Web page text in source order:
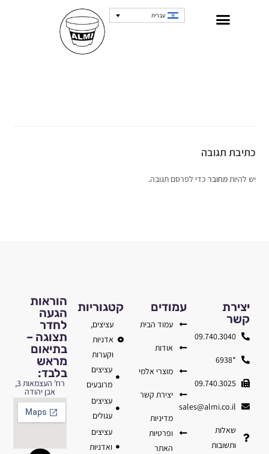
עברית
כתיבת תגובה
יש להיותמחובר כדי לפרסם תגובה.
הוראות
הגעה
לחדר
תצוגה –
בתיאום
מראש
בלבד:
רח' העצמאות 3,
אבן יהודה
קטגוריות
עציצים,
אדניות
וקערות
עציצים
מרובעים
עציצים
עגולים
עציצים
ואדניות
עמודים
עמוד הבית
אודות
מוצרי אלמי
יצירת קשר
מדיניות
ופרטיות
האתר
יצירת
קשר
09.740.3040
*6938
09.740.3025
sales@almi.co.il
שאלות
ותשובות